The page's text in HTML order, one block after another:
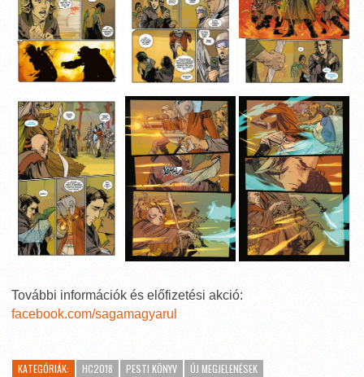
További információk és előfizetési akció:
facebook.com/sagamagyarul
KATEGÓRIÁK: HC2018 PESTI KÖNYV ÚJ MEGJELENÉSEK